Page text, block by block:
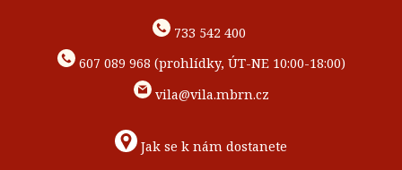
733 542 400
607 089 968 (prohlídky, ÚT-NE 10:00-18:00)
vila@vila.mbrn.cz
Jak se k nám dostanete